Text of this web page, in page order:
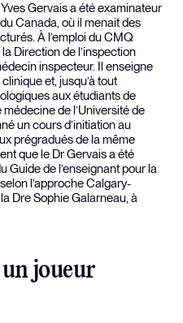
Gervais a été examinateur
Canada, où il menait des
À l’emploi du CMQ
Direction de l’inspection
inspecteur. Il enseigne
et, jusqu’à tout
aux étudiants de
de l’Université de
un cours d’initiation au
prégradués de la même
que le Dr Gervais a été
Guide de l’enseignant pour la
l’approche Calgary-
Dre Sophie Galarneau, à
joueur